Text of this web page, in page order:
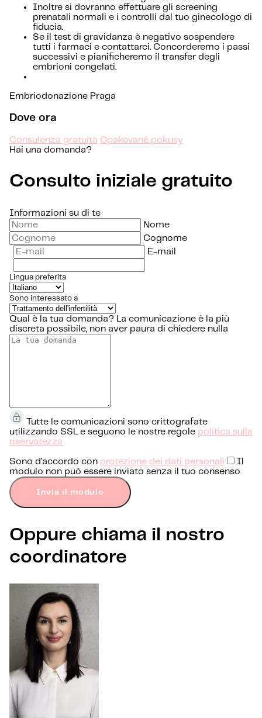
Inoltre si dovranno effettuare gli screening
prenatali normali e i controlli dal tuo ginecologo di
fiducia.
Se il test di gravidanza è negativo sospendere
tutti i farmaci e contattarci. Concorderemo i passi
successivi e pianificheremo il transfer degli
embrioni congelati.
Embriodonazione Praga
Dove ora
Consulenza gratuita Opakované pokusy
Hai una domanda?
Consulto iniziale gratuito
Informazioni su di te
Nome
Cognome
E-mail
Lingua preferita
Sono interessato a
Qual è la tua domanda? La comunicazione è la più
discreta possibile, non aver paura di chiedere nulla
Tutte le comunicazioni sono crittografate
utilizzando SSL e seguono le nostre regole politica sulla
riservatezza
Sono d'accordo con protezione dei dati personali
Il
modulo non può essere inviato senza il tuo consenso
Invia il modulo
Oppure chiama il nostro
coordinatore